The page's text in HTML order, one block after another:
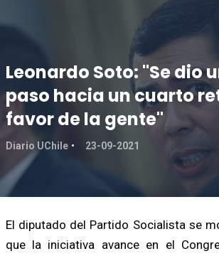
Leonardo Soto: "Se dio
paso hacia un cuarto
favor de la gente"
Diario UChile 23-09-2021
El diputado del Partido Socialista se
que la iniciativa avance en el